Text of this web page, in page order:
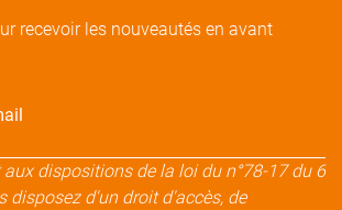
recevoir les nouveautés en avant
aux dispositions de la loi du n°78-17 du 6
disposez d'un droit d'accès, de